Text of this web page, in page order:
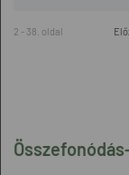
2 - 38. oldal